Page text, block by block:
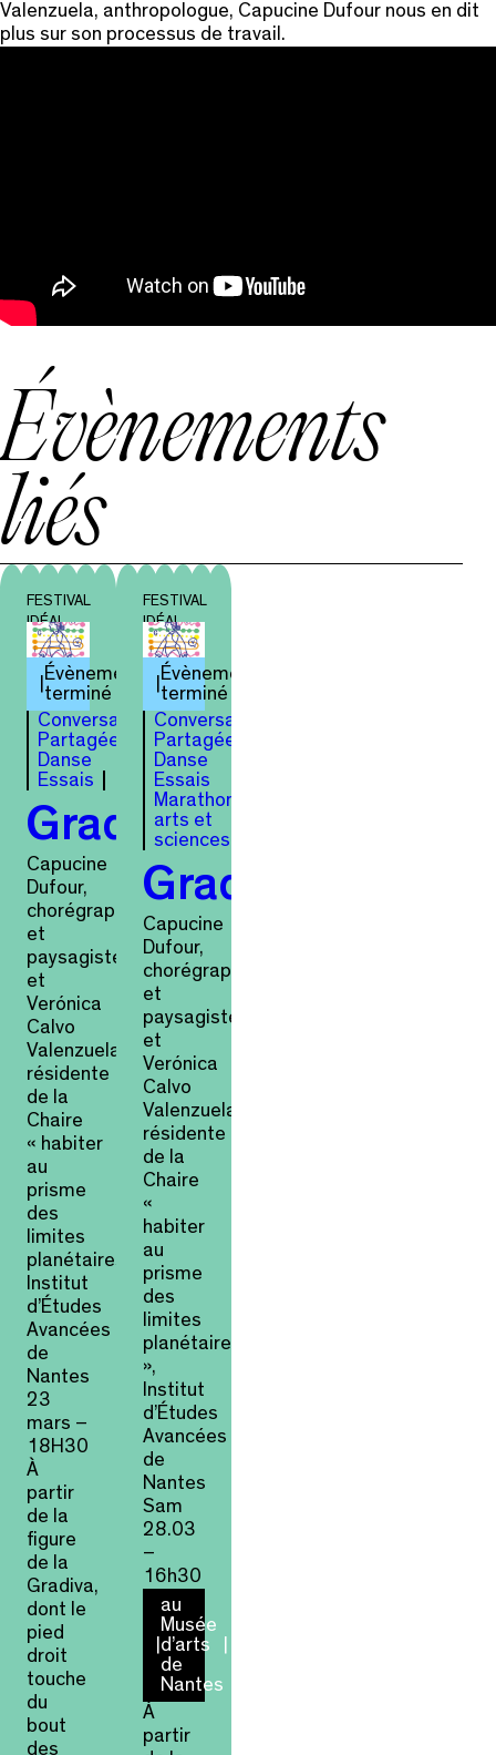
Valenzuela, anthropologue, Capucine Dufour nous en dit
plus sur son processus de travail.
Évènements
liés
FESTIVAL
IDÉAL
Évènement
terminé
Conversation
Partagée
Danse
Essais
Gradiver
Capucine
Dufour,
chorégraphe
et
paysagiste,
et
Verónica
Calvo
Valenzuela,
résidente
de la
Chaire
« habiter
au
prisme
des
limites
planétaires »,
Institut
d’Études
Avancées
de
Nantes
23
mars –
18H30
À
partir
de la
figure
de la
Gradiva,
dont le
pied
droit
touche
du
bout
des
FESTIVAL
IDÉAL
Évènement
terminé
Conversation
Partagée
Danse
Essais
Marathon
arts et
sciences
Gradiver
Capucine
Dufour,
chorégraphe
et
paysagiste,
et
Verónica
Calvo
Valenzuela,
résidente
de la
Chaire
«
habiter
au
prisme
des
limites
planétaires
»,
Institut
d’Études
Avancées
de
Nantes
Sam
28.03
–
16h30
au
Musée
d’arts
de
Nantes
À
partir